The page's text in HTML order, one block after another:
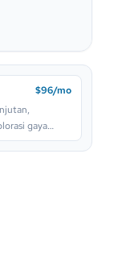
$96/mo
gaya